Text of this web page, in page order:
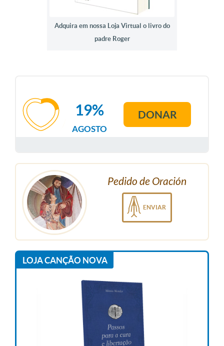
Adquira em nossa Loja Virtual o livro do
padre Roger
AGOSTO
19% DONAR
Pedido de Oración
ENVIAR
LOJA CANÇÃO NOVA